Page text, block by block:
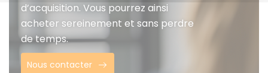
d’acquisition. Vous pourrez ainsi
acheter sereinement et sans perdre
de temps.
Nous contacter